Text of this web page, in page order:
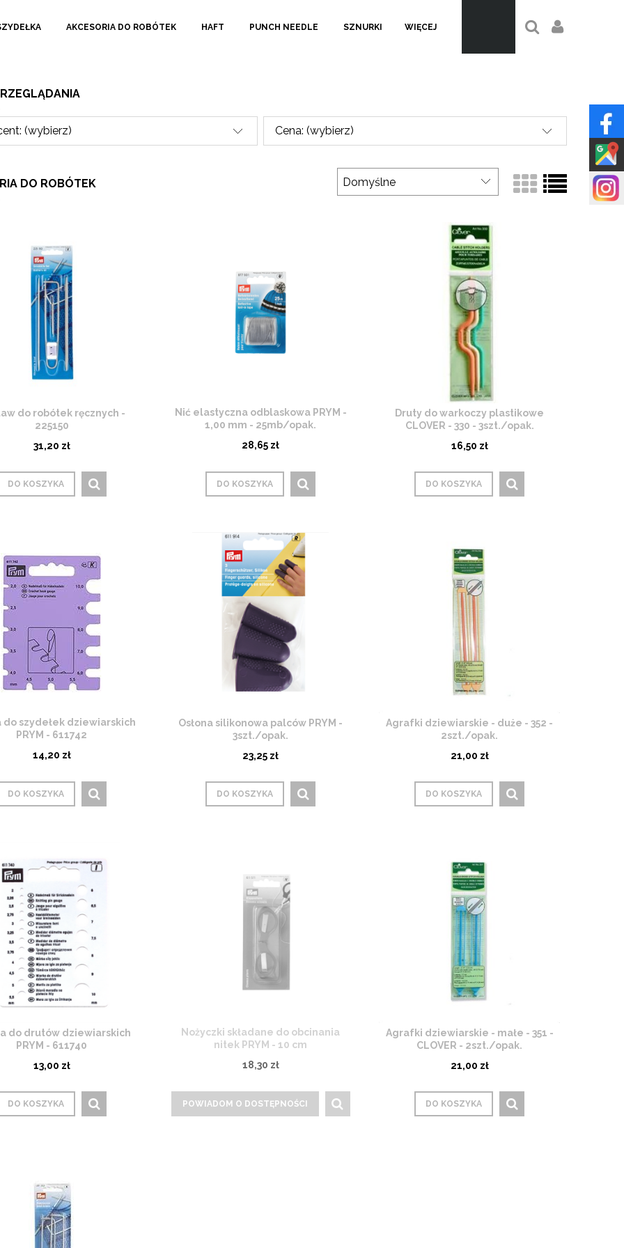
AKCESORIA DO ROBÓTEK HAFT PUNCH NEEDLE SZNURKI WIĘCEJ
(wybierz) Cena: (wybierz)
DO ROBÓTEK
do robótek ręcznych -
225150
31,20 zł
DO KOSZYKA
Nić elastyczna odblaskowa PRYM -
1,00 mm - 25mb/opak.
28,65 zł
DO KOSZYKA
Druty do warkoczy plastikowe
CLOVER - 330 - 3szt./opak.
16,50 zł
DO KOSZYKA
do szydełek dziewiarskich
PRYM - 611742
14,20 zł
DO KOSZYKA
Osłona silikonowa palców PRYM -
3szt./opak.
23,25 zł
DO KOSZYKA
Agrafki dziewiarskie - duże - 352 -
2szt./opak.
21,00 zł
DO KOSZYKA
do drutów dziewiarskich
PRYM - 611740
13,00 zł
DO KOSZYKA
Nożyczki składane do obcinania
nitek PRYM - 10 cm
18,30 zł
POWIADOM O DOSTĘPNOŚCI
Agrafki dziewiarskie - małe - 351 -
CLOVER - 2szt./opak.
21,00 zł
DO KOSZYKA